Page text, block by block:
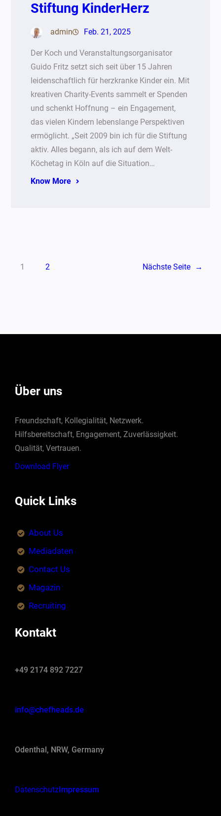
Stiftung KinderHerz
admin Feb. 21, 2025
Der Koch und Veranstaltungsorganisator
Guido Fritz setzt sich seit über 15 Jahren
leidenschaftlich für herzkranke Kinder ein. Mit
kreativen Charity-Events sammelt er Spenden
und schenkt Hoffnung – ein Engagement,
das vielen Kindern lebenslange Perspektiven
ermöglicht. „Seit 2009 bin ich für die Stiftung
aktiv. Alles begann, als ich auf dem Welt-
Köchetag in Köln auf die Situation…
Know More
1 2 Nächste Seite →
Über uns
Freundschaft, Kollegialität, Netzwerk.
Hilfsbereitschaft, Engagement, Zuverlässigkeit.
Qualität, Vertrauen.
Download Flyer
Quick Links
About Us
Mediadaten
Contact Us
Magazin
Recruiting
Kontakt
+49 2174 892 7227
info@chefheads.de
Odenthal, NRW, Germany
DatenschutzImpressum